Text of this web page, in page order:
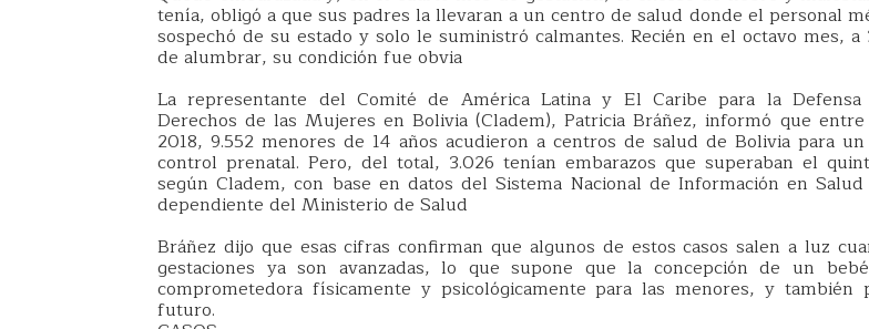
tenía, obligó a que sus padres la llevaran a un centro de salud donde el personal
sospechó de su estado y solo le suministró calmantes. Recién en el octavo mes, a
de alumbrar, su condición fue obvia
La representante del Comité de América Latina y El Caribe para la
Derechos de las Mujeres en Bolivia (Cladem), Patricia Bráñez, informó que
2018, 9.552 menores de 14 años acudieron a centros de salud de Bolivia para
control prenatal. Pero, del total, 3.026 tenían embarazos que superaban el
según Cladem, con base en datos del Sistema Nacional de Información en Salud
dependiente del Ministerio de Salud
Bráñez dijo que esas cifras confirman que algunos de estos casos salen a luz
gestaciones ya son avanzadas, lo que supone que la concepción de un
comprometedora físicamente y psicológicamente para las menores, y también
futuro.